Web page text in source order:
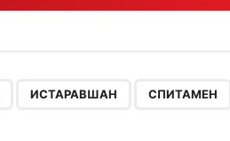
ИСТАРАВШАН СПИТАМЕН